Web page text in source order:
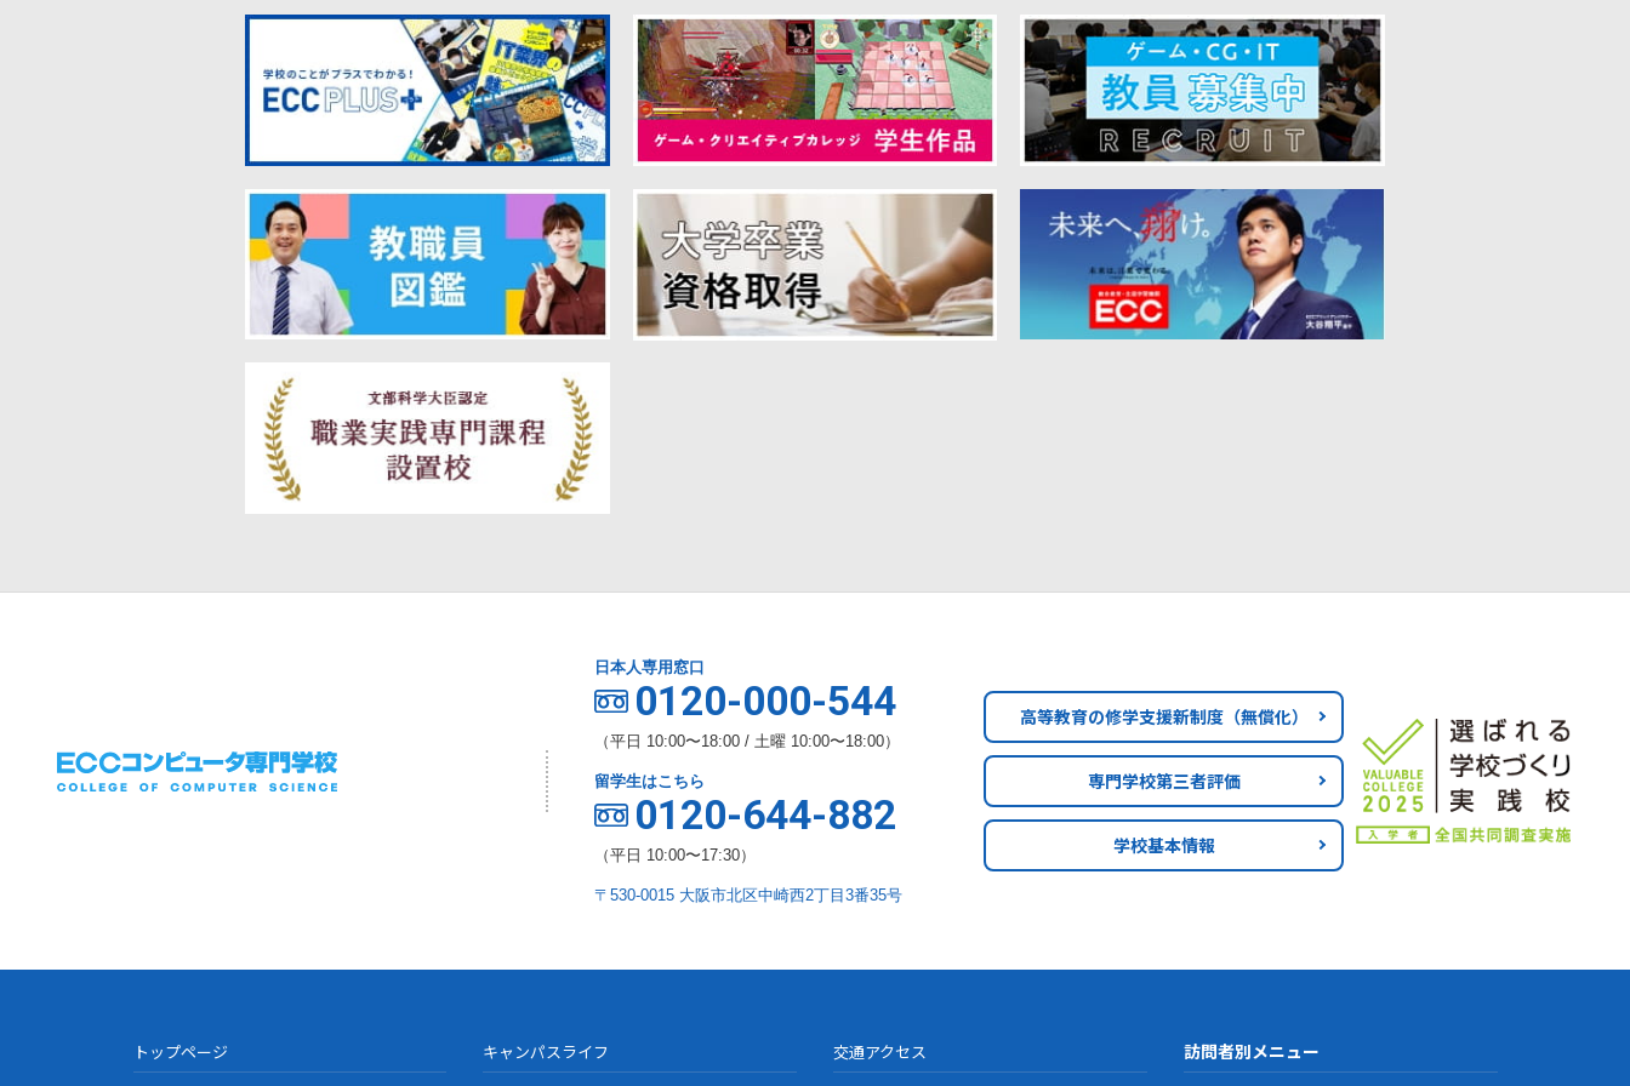
日本人専用窓口
0120-000-544
（平日 10:00〜18:00 / 土曜 10:00〜18:00）
留学生はこちら
0120-644-882
（平日 10:00〜17:30）
〒530-0015 大阪市北区中崎西2丁目3番35号
高等教育の修学支援新制度（無償化）
専門学校第三者評価
学校基本情報
トップページ キャンパスライフ 交通アクセス 訪問者別メニュー